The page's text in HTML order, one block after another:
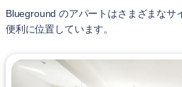
Blueground のアパートはさまざまなサ
便利に位置しています。